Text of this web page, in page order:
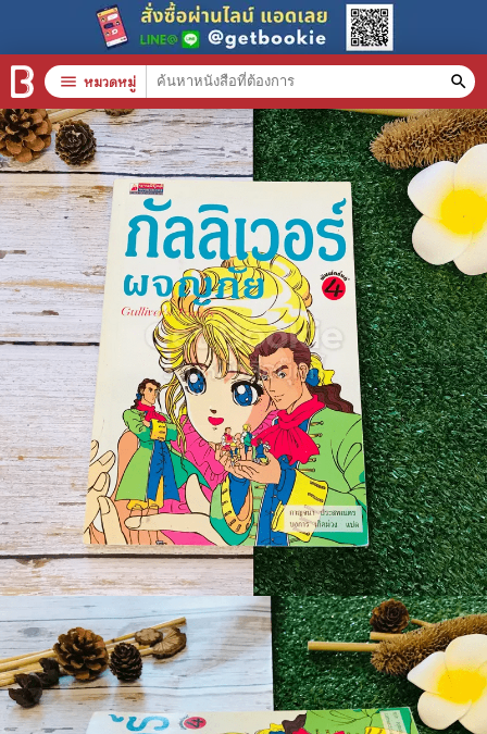
menu หมวดหมู่ search
หมวดหมู่สินค้า clear
หนังสือทั้งหมด
stars สินค้าใช้เฉพาะแต้มเท่านั้น
📚 หนังสือทั่วไป
🦄 วรรณกรรม นิยาย เรื่องสั้น
🎓 การศึกษา
😼 หนังสือการ์ตูน
🐲 หนังสือเด็ก
📕 นิตยสาร
🌎 International Books
🎲 Board Game
📅 สินค้าอื่นๆ